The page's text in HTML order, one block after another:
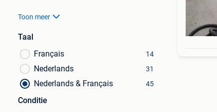
Toon meer
Taal
Français
14
Nederlands 31
Nederlands & Français 45
Conditie